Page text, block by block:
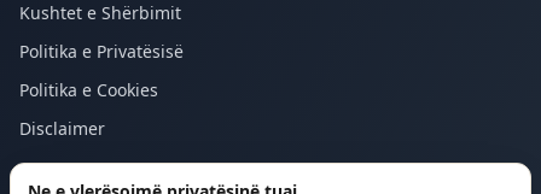
Kushtet e Shërbimit
Politika e Privatësisë
Politika e Cookies
Disclaimer